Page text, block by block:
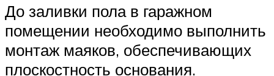
До заливки пола в гаражном
помещении необходимо выполнить
монтаж маяков, обеспечивающих
плоскостность основания.